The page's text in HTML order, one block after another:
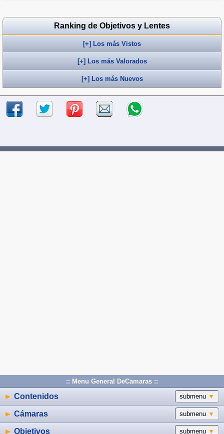
Ranking de Objetivos y Lentes
[+] Los más Vistos
[+] Los más Valorados
[+] Los más Nuevos
:: Menu General DeCamaras ::
submenu ▼
► Contenidos
submenu ▼
► Cámaras
submenu ▼
► Objetivos